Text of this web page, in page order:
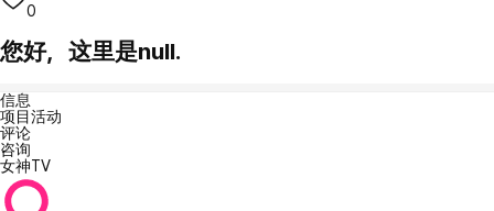
0
您好，这里是null.
信息
项目活动
评论
咨询
女神TV